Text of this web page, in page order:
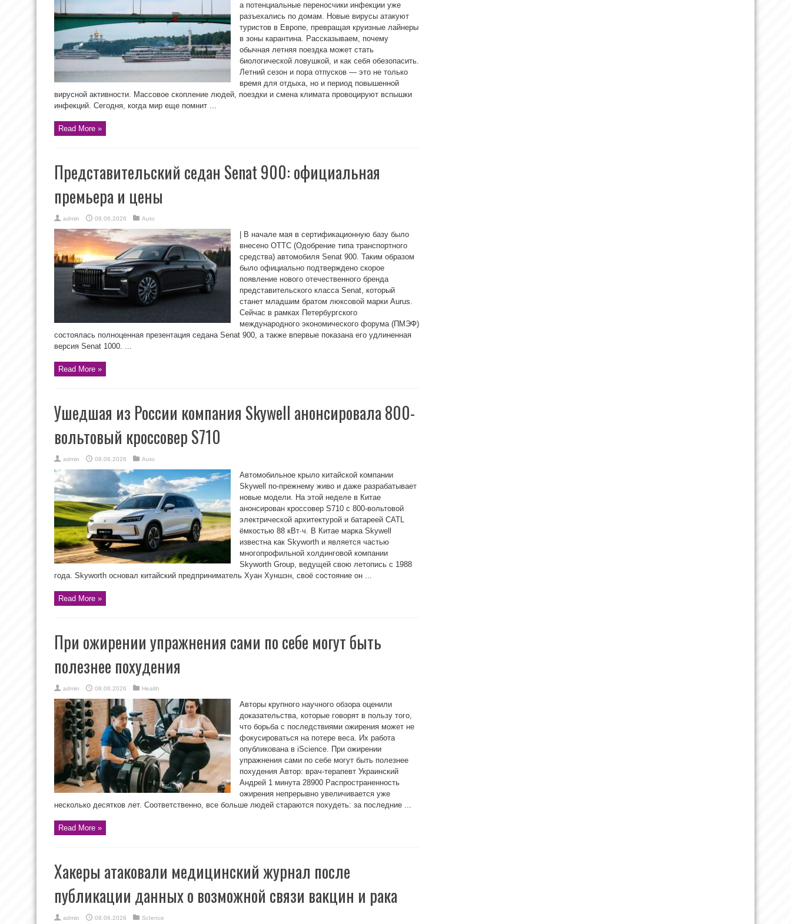
а потенциальные переносчики инфекции уже
разъехались по домам. Новые вирусы атакуют
туристов в Европе, превращая круизные лайнеры
в зоны карантина. Рассказываем, почему
обычная летняя поездка может стать
биологической ловушкой, и как себя обезопасить.
Летний сезон и пора отпусков — это не только
время для отдыха, но и период повышенной
вирусной активности. Массовое скопление людей, поездки и смена климата провоцируют вспышки
инфекций. Сегодня, когда мир еще помнит ...
Read More »
Представительский седан Senat 900: официальная
премьера и цены
admin 08.06.2026 Auto
| В начале мая в сертификационную базу было
внесено OTTC (Одобрение типа транспортного
средства) автомобиля Senat 900. Таким образом
было официально подтверждено скорое
появление нового отечественного бренда
представительского класса Senat, который
станет младшим братом люксовой марки Aurus.
Сейчас в рамках Петербургского
международного экономического форума (ПМЭФ)
состоялась полноценная презентация седана Senat 900, а также впервые показана его удлиненная
версия Senat 1000. ...
Read More »
Ушедшая из России компания Skywell анонсировала 800-
вольтовый кроссовер S710
admin 08.06.2026 Auto
Автомобильное крыло китайской компании
Skywell по-прежнему живо и даже разрабатывает
новые модели. На этой неделе в Китае
анонсирован кроссовер S710 с 800-вольтовой
электрической архитектурой и батареей CATL
ёмкостью 88 кВт·ч. В Китае марка Skywell
известна как Skyworth и является частью
многопрофильной холдинговой компании
Skyworth Group, ведущей свою летопись с 1988
года. Skyworth основал китайский предприниматель Хуан Хуншэн, своё состояние он ...
Read More »
При ожирении упражнения сами по себе могут быть
полезнее похудения
admin 08.06.2026 Health
Авторы крупного научного обзора оценили
доказательства, которые говорят в пользу того,
что борьба с последствиями ожирения может не
фокусироваться на потере веса. Их работа
опубликована в iScience. При ожирении
упражнения сами по себе могут быть полезнее
похудения Автор: врач-терапевт Украинский
Андрей 1 минута 28900 Распространенность
ожирения непрерывно увеличивается уже
несколько десятков лет. Соответственно, все больше людей стараются похудеть: за последние ...
Read More »
Хакеры атаковали медицинский журнал после
публикации данных о возможной связи вакцин и рака
admin 08.06.2026 ScIence